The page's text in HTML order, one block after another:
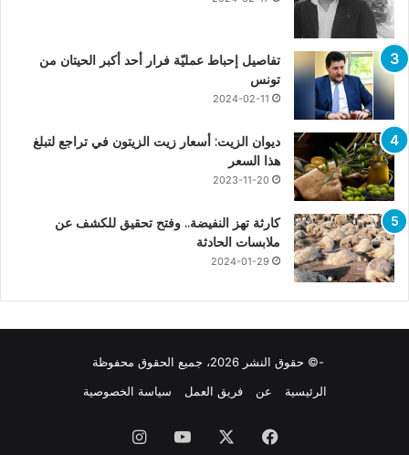
تفاصيل إحباط عمليّة فرار أحد أكبر الحيتان من
تونس
2024-02-11
ديوان الزيت: أسعار زيت الزيتون في تراجع لتبلغ
هذا السعر
2023-11-20
كارثة تهز النفيضة.. وفتح تحقيق للكشف عن
ملابسات الحادثة
2024-01-29
-© حقوق النشر 2026، جميع الحقوق محفوظة
الرئيسية
عن فريق العمل سياسة الخصوصية
فيسبوك يوتيوبانستقرام